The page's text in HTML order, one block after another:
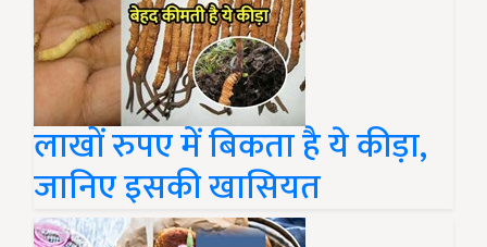
लाखों रुपए में बिकता है ये कीड़ा,
जानिए इसकी खासियत